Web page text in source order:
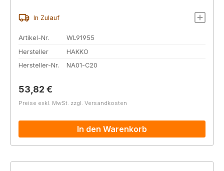
In Zulauf
Artikel-Nr.
WL91955
Hersteller
HAKKO
Hersteller-Nr.
NA01-C20
Regulärer Preis:
53,82 €
Preise exkl. MwSt. zzgl. Versandkosten
In den Warenkorb